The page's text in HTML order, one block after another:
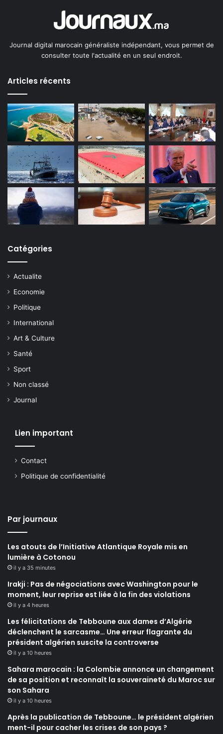
Journal digital marocain généraliste indépendant, vous permet de
consulter toute l'actualité en un seul endroit.
Articles récents
Catégories
Actualite
Economie
Politique
International
Art & Culture
Santé
Sport
Non classé
Journal
Lien important
Contact
Politique de confidentialité
Par journaux
Les atouts de l’Initiative Atlantique Royale mis en
lumière à Cotonou
il y a 35 minutes
Irakji : Pas de négociations avec Washington pour le
moment, leur reprise est liée à la fin des violations
il y a 4 heures
Les félicitations de Tebboune aux dames d’Algérie
déclenchent le sarcasme… Une erreur flagrante du
président algérien suscite la controverse
il y a 10 heures
Sahara marocain : la Colombie annonce un changement
de sa position et reconnaît la souveraineté du Maroc sur
son Sahara
il y a 10 heures
Après la publication de Tebboune… le président algérien
ment-il pour cacher les crises de son pays ?